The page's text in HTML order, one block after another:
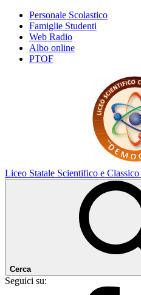
Personale Scolastico
Famiglie Studenti
Web Radio
Albo online
PTOF
Liceo Statale Scientifico e Classico
Cerca
Seguici su: